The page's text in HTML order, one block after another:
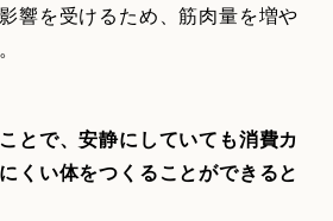
響を受けるため、筋肉量を増や
とで、安静にしていても消費カ
くい体をつくることができると